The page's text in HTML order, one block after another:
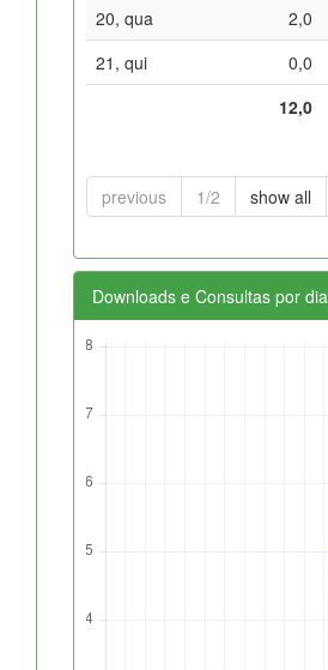
20, qua
2,0
21, qui
0,0
12,0
previous 1/2 show all
Downloads e Consultas por dia